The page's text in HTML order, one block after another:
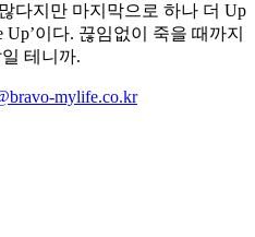
다지만 마지막으로 하나 더 Up
Up’이다. 끊임없이 죽을 때까지
테니까.
mylife.co.kr